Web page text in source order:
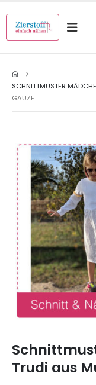
SCHNITTMUSTER
GAUZE
Trudi aus